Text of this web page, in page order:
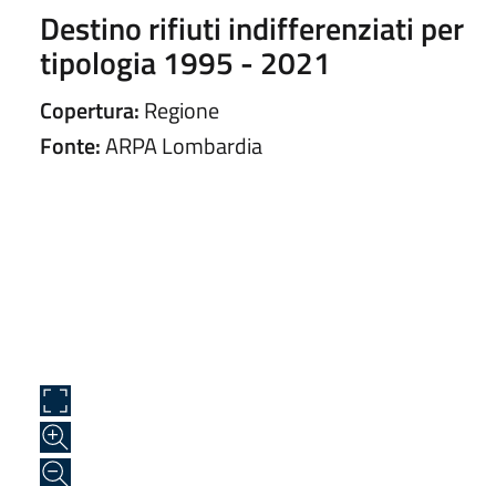
Destino rifiuti indifferenziati per
tipologia 1995 - 2021
Copertura:Regione
Fonte:ARPA Lombardia